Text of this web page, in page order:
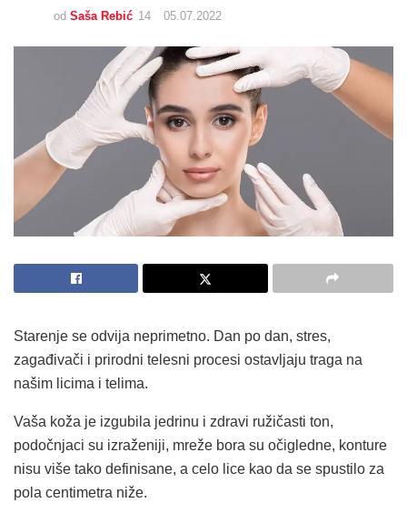
od Saša Rebić 05.07.2022
Starenje se odvija neprimetno. Dan po dan, stres,
zagađivači i prirodni telesni procesi ostavljaju traga na
našim licima i telima.
Vaša koža je izgubila jedrinu i zdravi ružičasti ton,
podočnjaci su izraženiji, mreže bora su očigledne, konture
nisu više tako definisane, a celo lice kao da se spustilo za
pola centimetra niže.